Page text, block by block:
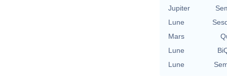
Jupiter
Lune
Mars
Lune
Lune